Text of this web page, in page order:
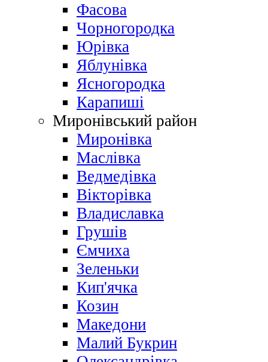
Фасова
Чорногородка
Юрівка
Яблунівка
Ясногородка
Карапиші
Миронівський район
Миронівка
Маслівка
Ведмедівка
Вікторівка
Владиславка
Грушів
Ємчиха
Зеленьки
Кип'ячка
Козин
Македони
Малий Букрин